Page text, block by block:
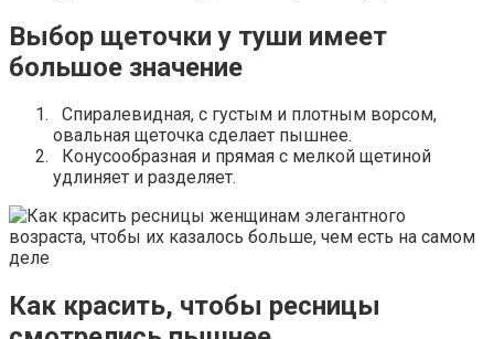
Выбор щеточки у туши имеет
большое значение
Спиралевидная, с густым и плотным ворсом,
овальная щеточка сделает пышнее.
Конусообразная и прямая с мелкой щетиной
удлиняет и разделяет.
Как красить, чтобы ресницы